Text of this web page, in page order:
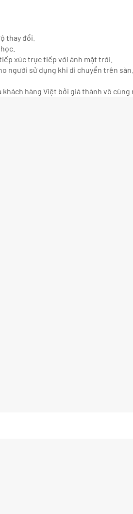
thay đổi.
xúc trực tiếp với ánh mặt trời.
người sử dụng khi di chuyển trên sàn.
hàng Việt bởi giá thành vô cùng